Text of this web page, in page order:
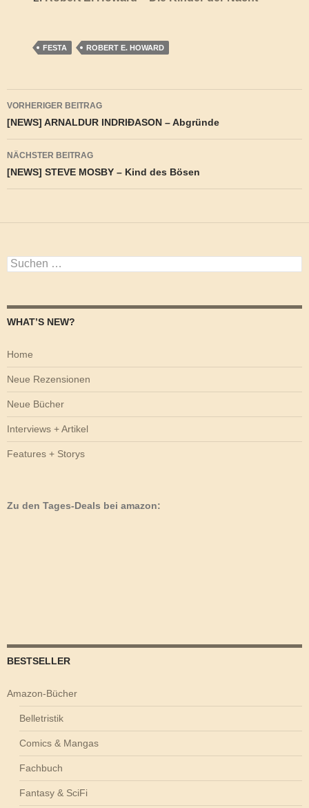
FESTA ROBERT E. HOWARD
Beitragsnavigation
VORHERIGER BEITRAG
[NEWS] ARNALDUR INDRIÐASON – Abgründe
NÄCHSTER BEITRAG
[NEWS] STEVE MOSBY – Kind des Bösen
Suchen
nach:
WHAT’S NEW?
Home
Neue Rezensionen
Neue Bücher
Interviews + Artikel
Features + Storys
Zu den Tages-Deals bei amazon:
BESTSELLER
Amazon-Bücher
Belletristik
Comics & Mangas
Fachbuch
Fantasy & SciFi